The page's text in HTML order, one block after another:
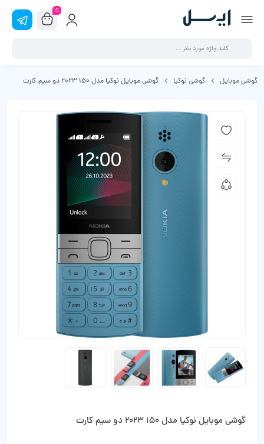
0
گوشی موبایل گوشی نوکیا گوشی موبایل نوکیا مدل 150 2023 دو سیم کارت
گوشی موبایل نوکیا مدل 150 2023 دو سیم کارت